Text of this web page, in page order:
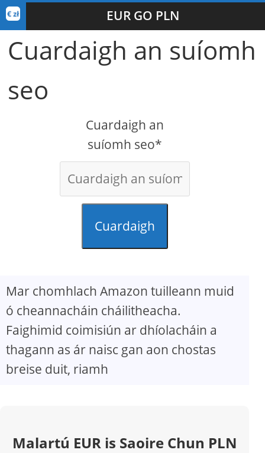
EUR GO PLN
Cuardaigh an suíomh
seo
Cuardaigh an
suíomh seo*
Cuardaigh
Mar chomhlach Amazon tuilleann muid
ó cheannacháin cháilitheacha.
Faighimid coimisiún ar dhíolacháin a
thagann as ár naisc gan aon chostas
breise duit, riamh
Malartú EUR is Saoire Chun PLN